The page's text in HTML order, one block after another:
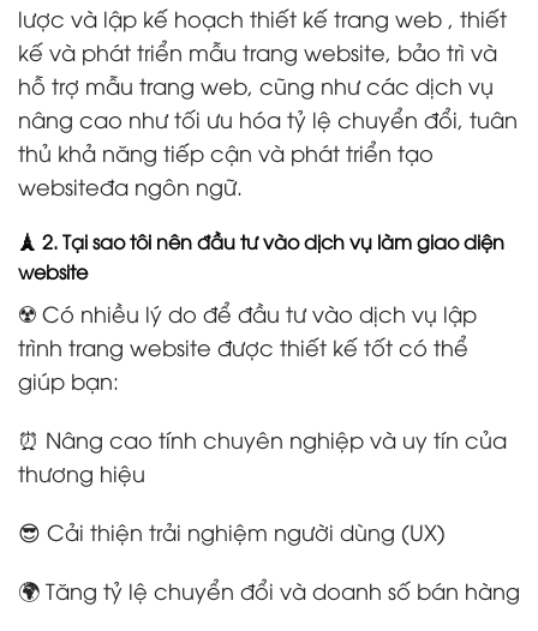
lược và lập kế hoạch thiết kế trang web , thiết
kế và phát triển mẫu trang website, bảo trì và
hỗ trợ mẫu trang web, cũng như các dịch vụ
nâng cao như tối ưu hóa tỷ lệ chuyển đổi, tuân
thủ khả năng tiếp cận và phát triển tạo
websiteđa ngôn ngữ.
🗼 2. Tại sao tôi nên đầu tư vào dịch vụ làm giao diện
website
☢️ Có nhiều lý do để đầu tư vào dịch vụ lập
trình trang website được thiết kế tốt có thể
giúp bạn:
⏰ Nâng cao tính chuyên nghiệp và uy tín của
thương hiệu
😎 Cải thiện trải nghiệm người dùng (UX)
🌍 Tăng tỷ lệ chuyển đổi và doanh số bán hàng